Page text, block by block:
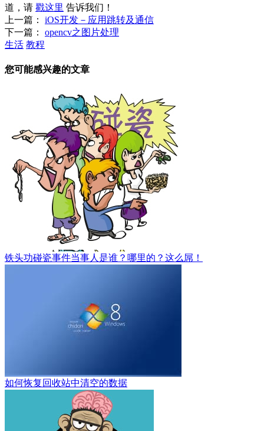
道，请 戳这里 告诉我们！
上一篇：
iOS开发－应用跳转及通信
下一篇：
opencv之图片处理
生活 教程
您可能感兴趣的文章
铁头功碰瓷事件当事人是谁？哪里的？这么屌！
如何恢复回收站中清空的数据